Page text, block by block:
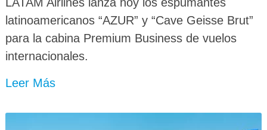
latinoamericanos “AZUR” y “Cave Geisse Brut”
para la cabina Premium Business de vuelos
internacionales.
Leer Más